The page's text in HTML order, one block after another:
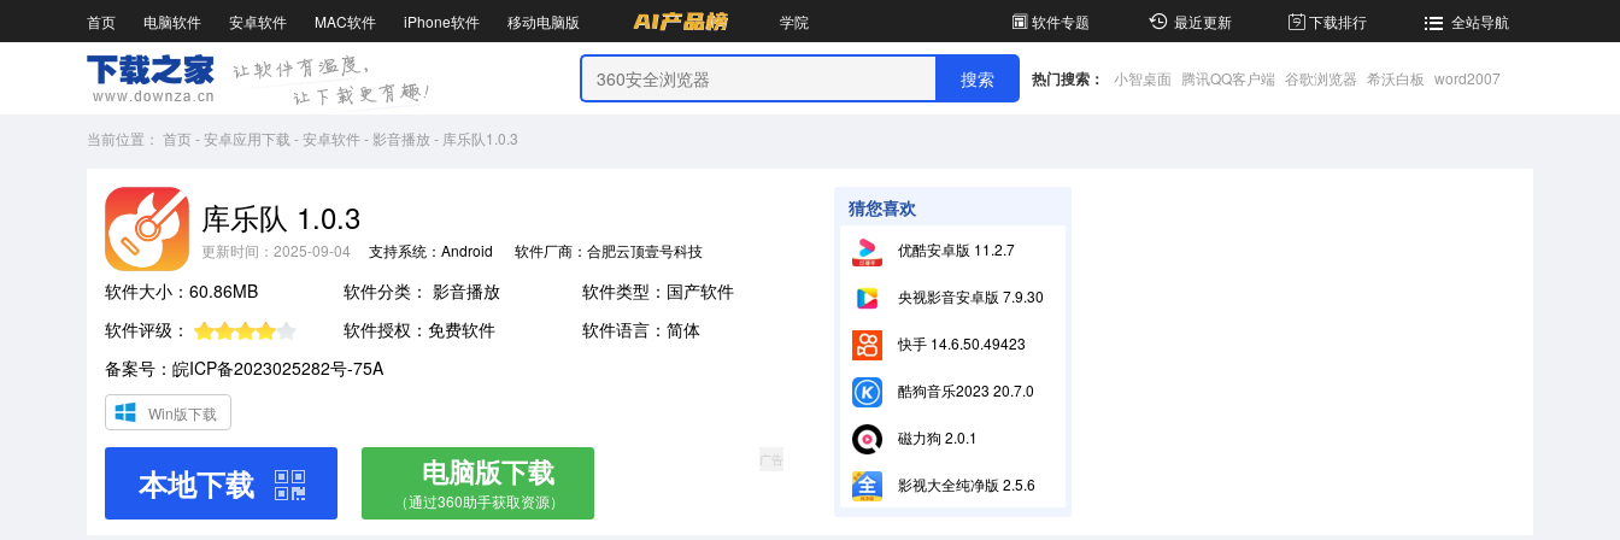
首页 电脑软件 安卓软件 MAC软件 iPhone软件 移动电脑版 学院 软件专题 最近更新 下载排行 全站导航
热门搜索： 小智桌面 腾讯QQ客户端 谷歌浏览器 希沃白板 word2007
当前位置： 首页-安卓应用下载 -安卓软件-影音播放- 库乐队1.0.3
库乐队 1.0.3
更新时间：2025-09-04 支持系统：Android 软件厂商：合肥云顶壹号科技有限公司
软件大小：60.86MB 软件分类： 影音播放
软件类型：国产软件
软件评级：
软件授权：免费软件
软件语言：简体
备案号：皖ICP备2023025282号-75A
Win版下载
本地下载 电脑版下载
（通过360助手获取资源）
广告
猜您喜欢
优酷安卓版 11.2.7
央视影音安卓版 7.9.30
快手 14.6.50.49423
酷狗音乐2023 20.7.0
磁力狗 2.0.1
影视大全纯净版 2.5.6